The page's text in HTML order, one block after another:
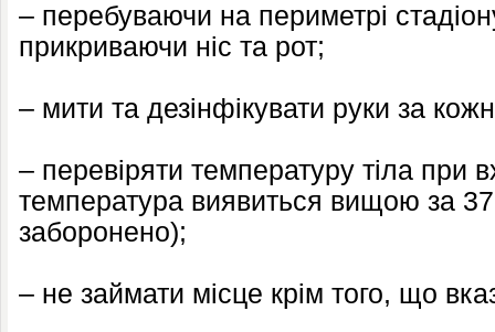
– перебуваючи на периметрі
прикриваючи ніс та рот;
– мити та дезінфікувати руки за
– перевіряти температуру тіла при
температура виявиться вищою за
заборонено);
– не займати місце крім того, що